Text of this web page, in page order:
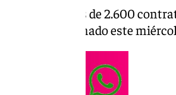
más de 2.600
según ha informado este